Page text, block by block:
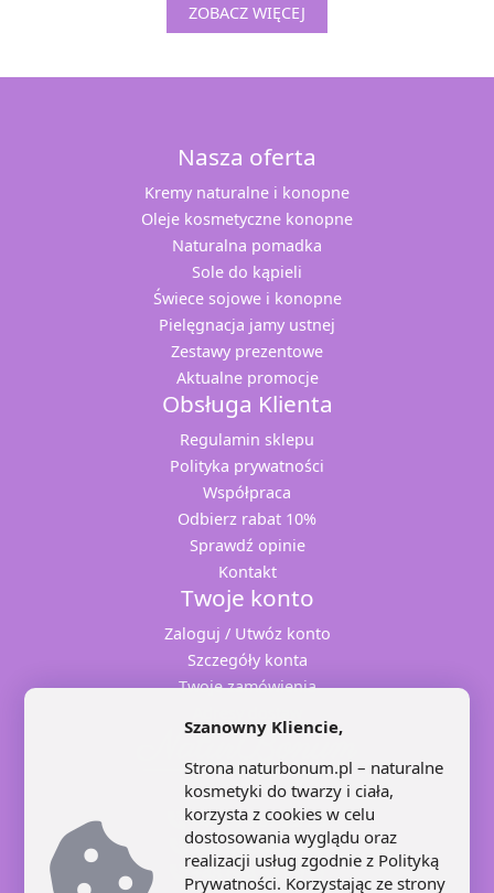
ZOBACZ WIĘCEJ
Nasza oferta
Kremy naturalne i konopne
Oleje kosmetyczne konopne
Naturalna pomadka
Sole do kąpieli
Świece sojowe i konopne
Pielęgnacja jamy ustnej
Zestawy prezentowe
Aktualne promocje
Obsługa Klienta
Regulamin sklepu
Polityka prywatności
Współpraca
Odbierz rabat 10%
Sprawdź opinie
Kontakt
Twoje konto
Zaloguj / Utwóz konto
Szczegóły konta
Twoje zamówienia
+48 71 707 22 25
+48 602 445 639
+48 664 871 959
Szanowny Kliencie,
Strona naturbonum.pl – naturalne
kosmetyki do twarzy i ciała,
korzysta z cookies w celu
dostosowania wyglądu oraz
realizacji usług zgodnie z Polityką
Prywatności. Korzystając ze strony